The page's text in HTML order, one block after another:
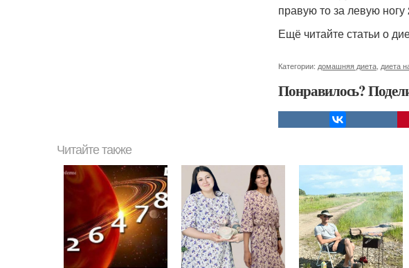
правую то за левую
Ещё читайте статьи о
Категории: домашняя диета диета
Понравилось?
Читайте также